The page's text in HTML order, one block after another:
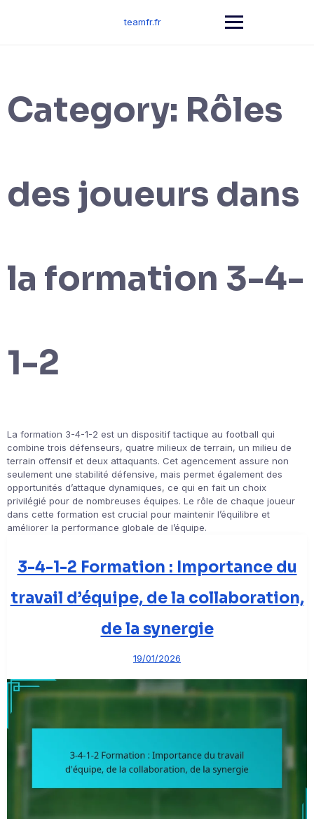
teamfr.fr
Category: Rôles
des joueurs dans
la formation 3-4-
1-2
La formation 3-4-1-2 est un dispositif tactique au football qui
combine trois défenseurs, quatre milieux de terrain, un milieu de
terrain offensif et deux attaquants. Cet agencement assure non
seulement une stabilité défensive, mais permet également des
opportunités d’attaque dynamiques, ce qui en fait un choix
privilégié pour de nombreuses équipes. Le rôle de chaque joueur
dans cette formation est crucial pour maintenir l’équilibre et
améliorer la performance globale de l’équipe.
3-4-1-2 Formation : Importance du
travail d’équipe, de la collaboration,
de la synergie
19/01/2026